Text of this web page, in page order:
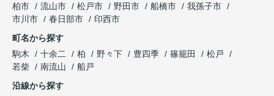
ら、どうぞお気軽にご相談ください。
アパートマンション館は365日毎日キャンペーン
開催中！ お問い合わせは 04(7167)1222までどう
ぞ♪
柏市
流山市 松戸市 野田市 船橋市
我孫子市
市川市
春日部市
印西市
町名から探す
駒木
十余二 柏 野々下 豊四季 篠籠田
松戸
若柴
南流山
船戸
沿線から探す